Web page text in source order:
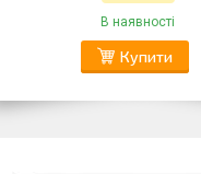
В наявності
Купити